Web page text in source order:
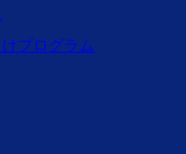
プログラム